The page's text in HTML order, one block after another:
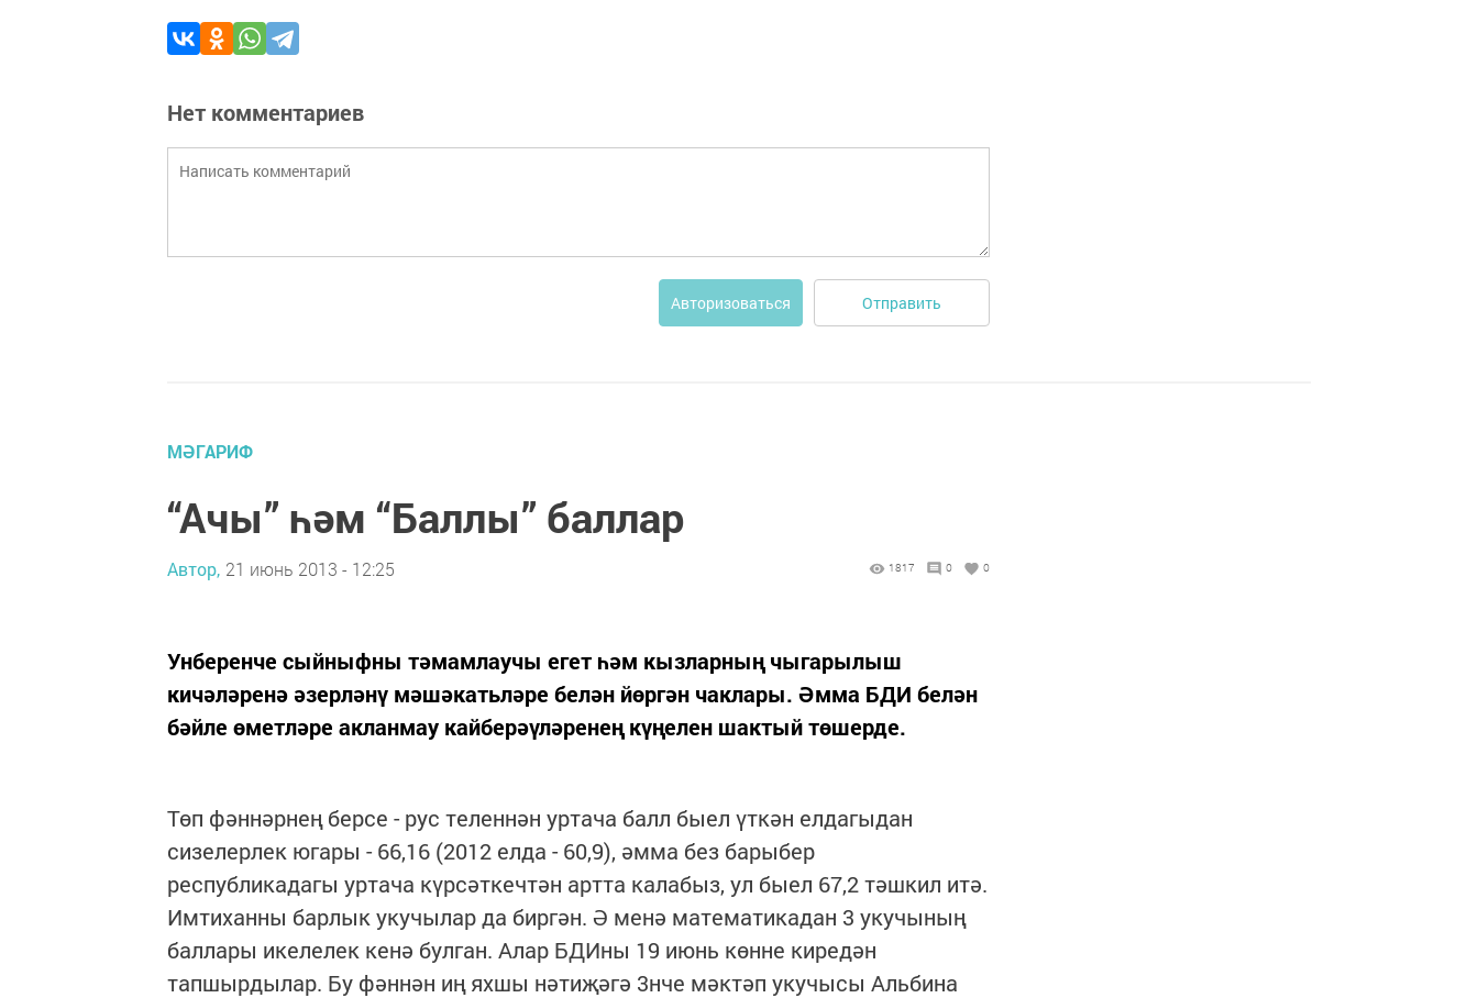
Нет комментариев
Авторизоваться Отправить
МӘГАРИФ
“Ачы” һәм “Баллы” баллар
Автор, 21 июнь 2013 - 12:25 1817 0 0
Унберенче сыйныфны тәмамлаучы егет һәм кызларның чыгарылыш
кичәләренә әзерләнү мәшәкатьләре белән йөргән чаклары. Әмма БДИ белән
бәйле өметләре акланмау кайберәүләренең күңелен шактый төшерде.
Төп фәннәрнең берсе - рус теленнән уртача балл быел үткән елдагыдан
сизелерлек югары - 66,16 (2012 елда - 60,9), әмма без барыбер
республикадагы уртача күрсәткечтән артта калабыз, ул быел 67,2 тәшкил итә.
Имтиханны барлык укучылар да биргән. Ә менә математикадан 3 укучының
баллары икелелек кенә булган. Алар БДИны 19 июнь көнне киредән
тапшырдылар. Бу фәннән иң яхшы нәтиҗәгә 3нче мәктәп укучысы Альбина